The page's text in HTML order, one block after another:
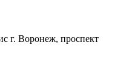
Воронеж, проспект